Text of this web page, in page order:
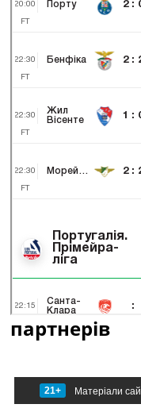
партнерів
21+ Матеріали